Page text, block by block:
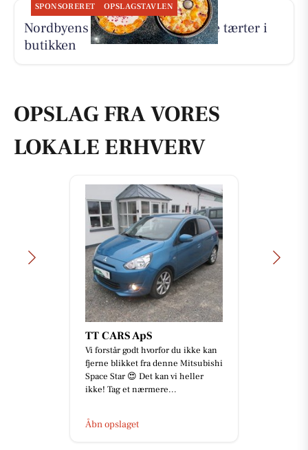
SPONSORERET OPSLAGSTAVLEN
Nordbyens Bageri har fået to nye tærter i
butikken
OPSLAG FRA VORES
LOKALE ERHVERV
TT CARS ApS
Vi forstår godt hvorfor du ikke kan
fjerne blikket fra denne Mitsubishi
Space Star 😍 Det kan vi heller
ikke! Tag et nærmere...
Åbn opslaget